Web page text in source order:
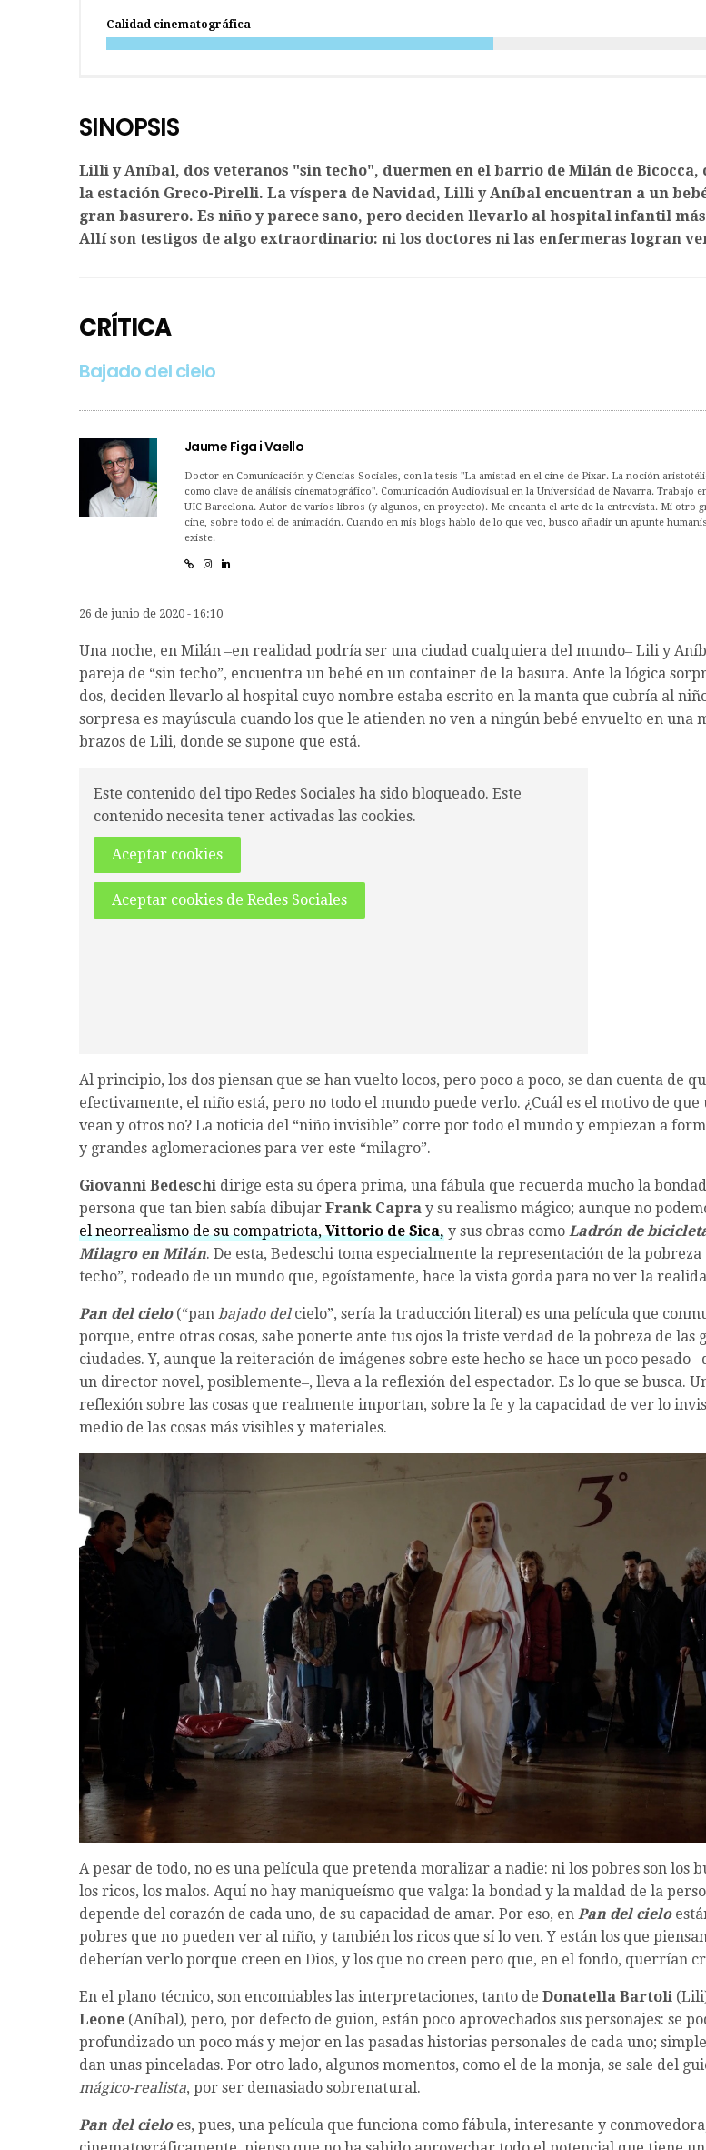
Calidad cinematográfica
SINOPSIS
Lilli y Aníbal, dos veteranos "sin techo", duermen en el barrio de Milán de Bicocca,
la estación Greco-Pirelli. La víspera de Navidad, Lilli y Aníbal encuentran a un
gran basurero. Es niño y parece sano, pero deciden llevarlo al hospital infantil
Allí son testigos de algo extraordinario: ni los doctores ni las enfermeras logran
CRÍTICA
Bajado del cielo
Jaume Figa i Vaello
Doctor en Comunicación y Ciencias Sociales, con la tesis "La amistad en el cine de Pixar. La noción
como clave de análisis cinematográfico". Comunicación Audiovisual en la Universidad de Navarra. Trabajo
UIC Barcelona. Autor de varios libros (y algunos, en proyecto). Me encanta el arte de la entrevista. Mi otro
cine, sobre todo el de animación. Cuando en mis blogs hablo de lo que veo, busco añadir un apunte
existe.
26 de junio de 2020 - 16:10
Una noche, en Milán ‒en realidad podría ser una ciudad cualquiera del mundo‒ Lili y
pareja de “sin techo”, encuentra un bebé en un container de la basura. Ante la lógica
dos, deciden llevarlo al hospital cuyo nombre estaba escrito en la manta que cubría al
sorpresa es mayúscula cuando los que le atienden no ven a ningún bebé envuelto en una
brazos de Lili, donde se supone que está.
Este contenido del tipo Redes Sociales ha sido bloqueado. Este
contenido necesita tener activadas las cookies.
Aceptar cookies
Aceptar cookies de Redes Sociales
Al principio, los dos piensan que se han vuelto locos, pero poco a poco, se dan cuenta de
efectivamente, el niño está, pero no todo el mundo puede verlo. ¿Cuál es el motivo de que
vean y otros no? La noticia del “niño invisible” corre por todo el mundo y empiezan a
y grandes aglomeraciones para ver este “milagro”.
Giovanni Bedeschi dirige esta su ópera prima, una fábula que recuerda mucho la
persona que tan bien sabía dibujar Frank Capra y su realismo mágico; aunque no
el neorrealismo de su compatriota,Vittorio de Sica, y sus obras como Ladrón de
Milagro en Milán. De esta, Bedeschi toma especialmente la representación de la pobreza
techo”, rodeado de un mundo que, egoístamente, hace la vista gorda para no ver la
Pan del cielo (“pan bajado delcielo”, sería la traducción literal) es una película que
porque, entre otras cosas, sabe ponerte ante tus ojos la triste verdad de la pobreza de las
ciudades. Y, aunque la reiteración de imágenes sobre este hecho se hace un poco pesado
un director novel, posiblemente‒, lleva a la reflexión del espectador. Es lo que se busca.
reflexión sobre las cosas que realmente importan, sobre la fe y la capacidad de ver lo
medio de las cosas más visibles y materiales.
A pesar de todo, no es una película que pretenda moralizar a nadie: ni los pobres son los
los ricos, los malos. Aquí no hay maniqueísmo que valga: la bondad y la maldad de la
depende del corazón de cada uno, de su capacidad de amar. Por eso, en Pan del cielo
pobres que no pueden ver al niño, y también los ricos que sí lo ven. Y están los que
deberían verlo porque creen en Dios, y los que no creen pero que, en el fondo, querrían
En el plano técnico, son encomiables las interpretaciones, tanto de Donatella Bartoli
Leone (Aníbal), pero, por defecto de guion, están poco aprovechados sus personajes: se
profundizado un poco más y mejor en las pasadas historias personales de cada uno;
dan unas pinceladas. Por otro lado, algunos momentos, como el de la monja, se sale del
mágico-realista, por ser demasiado sobrenatural.
Pan del cieloes, pues, una película que funciona como fábula, interesante y